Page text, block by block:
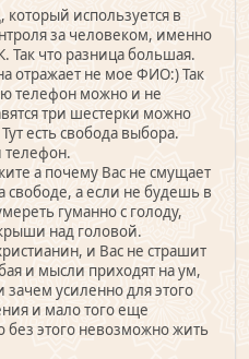
используется в
за человеком, именно
Так что разница большая.
отражает не мое ФИО:) Так
телефон можно и не
три шестерки можно
Тут есть свобода выбора.
телефон.
а почему Вас не смущает
свободе, а если не будешь в
гуманно с голоду,
над головой.
и Вас не страшит
и мысли приходят на ум,
зачем усиленно для этого
и мало того еще
без этого невозможно жить